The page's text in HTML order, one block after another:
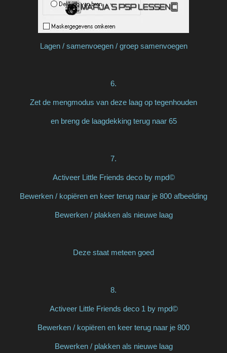
Lagen / samenvoegen / groep samenvoegen
6.
Zet de mengmodus van deze laag op tegenhouden
en breng de laagdekking terug naar 65
7.
Activeer Little Friends deco by mpd©
Bewerken / kopiëren en keer terug naar je 800 afbeelding
Bewerken / plakken als nieuwe laag
Deze staat meteen goed
8.
Activeer Little Friends deco 1 by mpd©
Bewerken / kopiëren en keer terug naar je 800
Bewerken / plakken als nieuwe laag